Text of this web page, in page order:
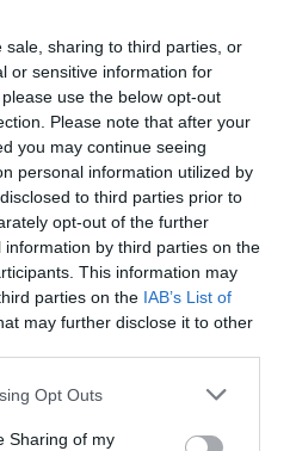
sale, sharing to third parties, or
or sensitive information for
use the below opt-out
Please note that after your
you may continue seeing
personal information utilized by
to third parties prior to
opt-out of the further
by third parties on the
This information may
parties on the IAB’s List of
may further disclose it to other
app uses one or more Google
behaviour. You may click to
Opt Outs
Sharing of my
του για την πρόκριση